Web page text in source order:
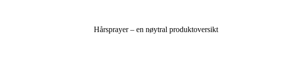
Hårsprayer – en nøytral produktoversikt